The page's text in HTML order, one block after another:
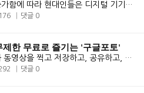
스마트폰이 사용이 증가함에 따라 현대인들은 디지털 기기에 대한 의존도가..
댓글 0
제한 무료로 즐기는 '구글포토'
언제 어디서나 사진과 동영상을 찍고 저장하고, 공유하고, 쉽게 분류할 수 ..
댓글 0